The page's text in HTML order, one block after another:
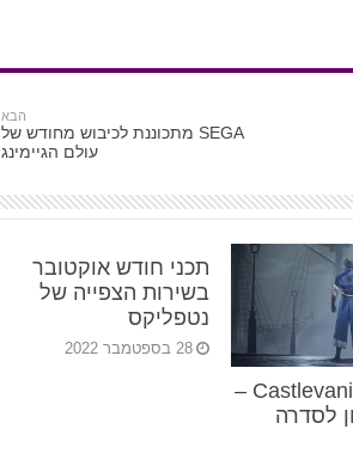
הבא
SEGA מתכוננת לכיבוש מחודש של
עולם הגיימינג
Castlevania: Nocturne –
לסדרה
תכני חודש אוקטובר
בשירות הצפייה של
נטפליקס
28 בספטמבר 2022